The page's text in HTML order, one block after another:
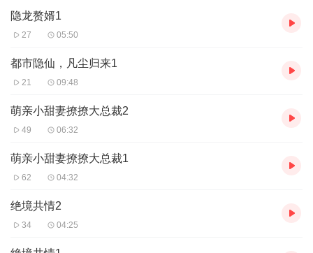
隐龙赘婿1
27 05:50
都市隐仙，凡尘归来1
21 09:48
萌亲小甜妻撩撩大总裁2
49 06:32
萌亲小甜妻撩撩大总裁1
62 04:32
绝境共情2
34 04:25